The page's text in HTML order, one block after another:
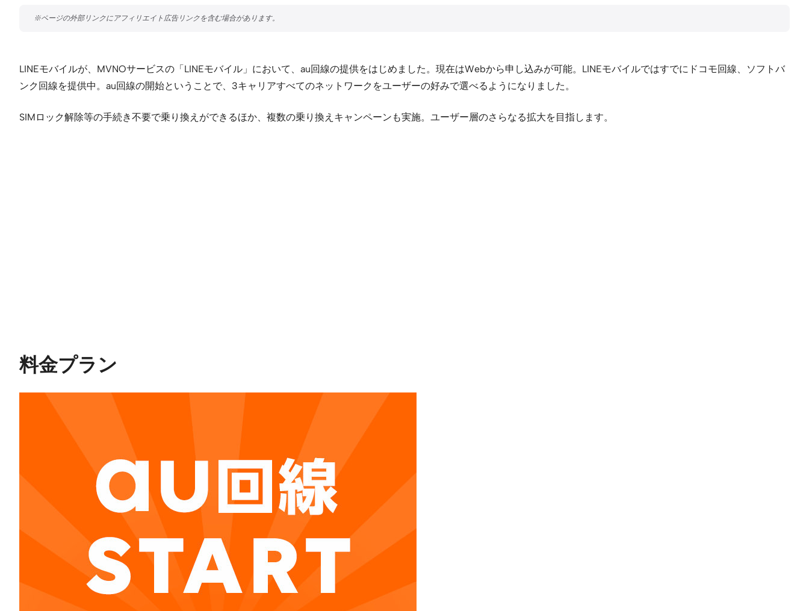
LINEモバイルが、MVNOサービスの「LINEモバイル」において、au回線の提供をはじめました。現在はWebから申し込みが可能。LINEモバイルではすでにドコモ回線、ソフトバ
ンク回線を提供中。au回線の開始ということで、3キャリアすべてのネットワークをユーザーの好みで選べるようになりました。
SIMロック解除等の手続き不要で乗り換えができるほか、複数の乗り換えキャンペーンも実施。ユーザー層のさらなる拡大を目指します。
料金プラン